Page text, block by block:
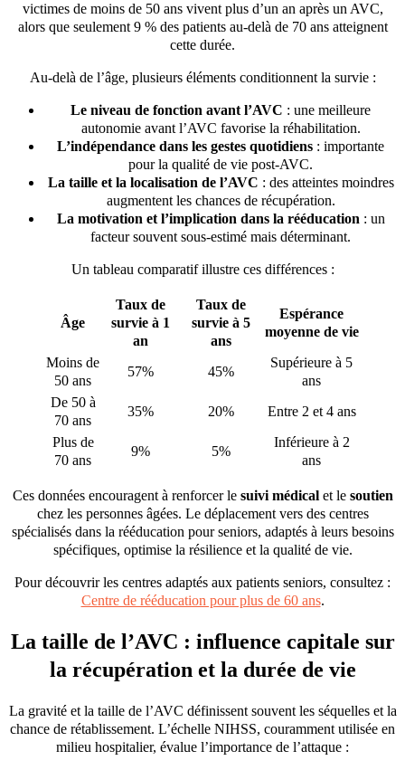
victimes de moins de 50 ans vivent plus d’un an après un AVC,
alors que seulement 9 % des patients au-delà de 70 ans atteignent
cette durée.
Au-delà de l’âge, plusieurs éléments conditionnent la survie :
Le niveau de fonction avant l’AVC : une meilleure
autonomie avant l’AVC favorise la réhabilitation.
L’indépendance dans les gestes quotidiens : importante
pour la qualité de vie post-AVC.
La taille et la localisation de l’AVC : des atteintes moindres
augmentent les chances de récupération.
La motivation et l’implication dans la rééducation : un
facteur souvent sous-estimé mais déterminant.
Un tableau comparatif illustre ces différences :
Âge
Taux de
survie à 1
an
Taux de
survie à 5
ans
Espérance
moyenne de vie
Moins de
50 ans
57% 45%
Supérieure à 5
ans
De 50 à
70 ans
35% 20%
Entre 2 et 4 ans
Plus de
70 ans
9% 5%
Inférieure à 2
ans
Ces données encouragent à renforcer le suivi médicalet le soutien
chez les personnes âgées. Le déplacement vers des centres
spécialisés dans la rééducation pour seniors, adaptés à leurs besoins
spécifiques, optimise la résilience et la qualité de vie.
Pour découvrir les centres adaptés aux patients seniors, consultez :
Centre de rééducation pour plus de 60 ans.
La taille de l’AVC : influence capitale sur
la récupération et la durée de vie
La gravité et la taille de l’AVC définissent souvent les séquelles et la
chance de rétablissement. L’échelle NIHSS, couramment utilisée en
milieu hospitalier, évalue l’importance de l’attaque :